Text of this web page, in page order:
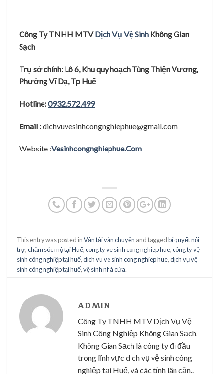
Công Ty TNHH MTVDịch Vụ Vệ Sinh Không Gian
Sạch
Trụ sở chính: Lô 6, Khu quy hoạch Tùng Thiện Vương,
Phường Vĩ Dạ, Tp Huế
Hotline:0932.572.499
Email :dichvuvesinhcongnghiephue@gmail.com
Website :Vesinhcongnghiephue.Com
This entry was posted inVận tải vận chuyển and taggedbí quyết nội
trợ,chăm sóc mộ tại Huế,cong ty ve sinh cong nghiep hue,công ty vệ
sinh công nghiệp tại huế,dich vu ve sinh cong nghiep hue,dịch vụ vệ
sinh công nghiệp tại huế,vệ sinh nhà cửa.
ADMIN
Công Ty TNHH MTV Dịch Vụ Vệ
Sinh Công Nghiệp Không Gian Sạch.
Không Gian Sạch là công ty đi đầu
trong lĩnh vực dịch vụ vệ sinh công
nghiệp tại Huế, và các tỉnh lân cận..